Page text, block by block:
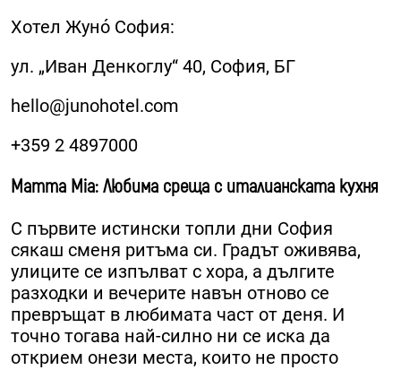
Хотел Жунó София:
ул. „Иван Денкоглу“ 40, София, БГ
hello@junohotel.com
+359 2 4897000
Mamma Mia: Любима среща с италианската кухня
С първите истински топли дни София
сякаш сменя ритъма си. Градът оживява,
улиците се изпълват с хора, а дългите
разходки и вечерите навън отново се
превръщат в любимата част от деня. И
точно тогава най-силно ни се иска да
открием онези места, които не просто